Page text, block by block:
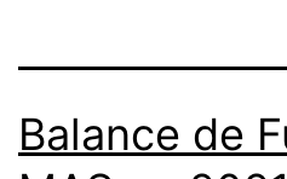
Balance de